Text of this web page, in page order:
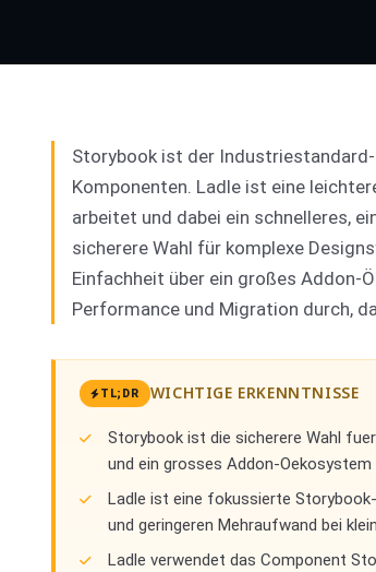
Storybook ist der
Komponenten. Ladle ist eine
arbeitet und dabei ein schnelleres,
sicherere Wahl für komplexe
Einfachheit über ein großes Addon-
Performance und Migration durch,
TL;DR WICHTIGE ERKENNTNISSE
Storybook ist die sicherere Wahl
und ein grosses Addon-
Ladle ist eine fokussierte
und geringeren Mehraufwand bei
Ladle verwendet das Component